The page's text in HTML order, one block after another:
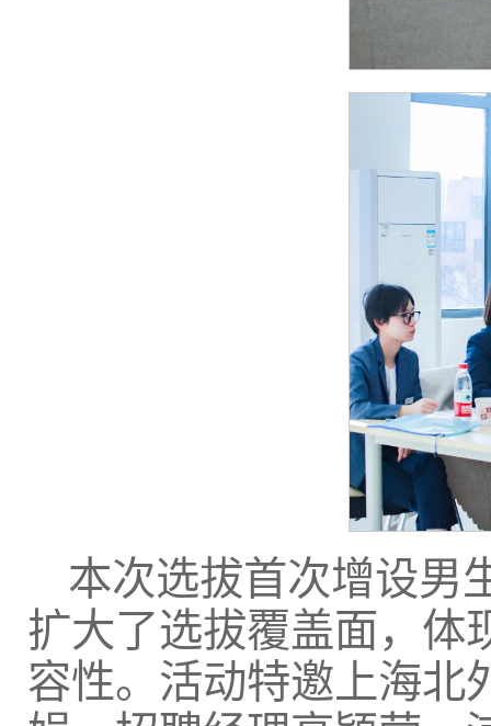
本次选拔首次增设男
扩大了选拔覆盖面，体
容性。活动特邀上海北